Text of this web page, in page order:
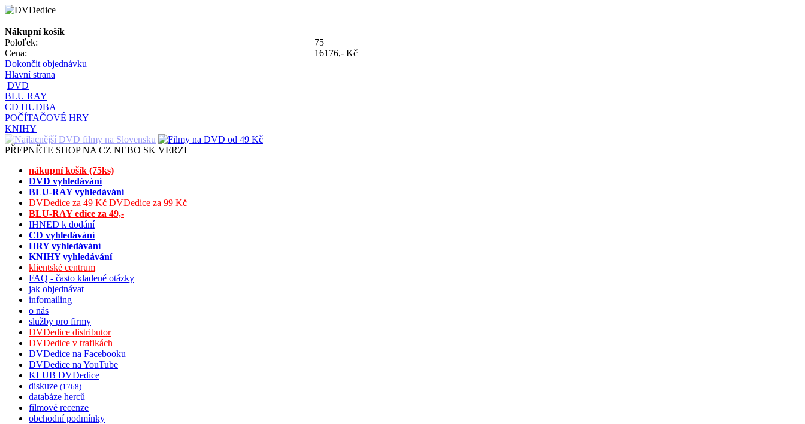
Nákupní košík
Poloľek:
75
Cena:
16176,- Kč
Dokončit objednávku
Hlavní strana
DVD
BLU RAY
CD HUDBA
POČÍTAČOVÉ HRY
KNIHY
PŘEPNĚTE SHOP NA CZ NEBO SK VERZI
nákupní košík (75ks)
DVD vyhledávání
BLU-RAY vyhledávání
DVDedice za 49 Kč DVDedice za 99 Kč
BLU-RAY edice za 49,-
IHNED k dodání
CD vyhledávání
HRY vyhledávání
KNIHY vyhledávání
klientské centrum
FAQ - často kladené otázky
jak objednávat
infomailing
o nás
služby pro firmy
DVDedice distributor
DVDedice v trafikách
DVDedice na Facebooku
DVDedice na YouTube
KLUB DVDedice
diskuze (1768)
databáze herců
filmové recenze
obchodní podmínky